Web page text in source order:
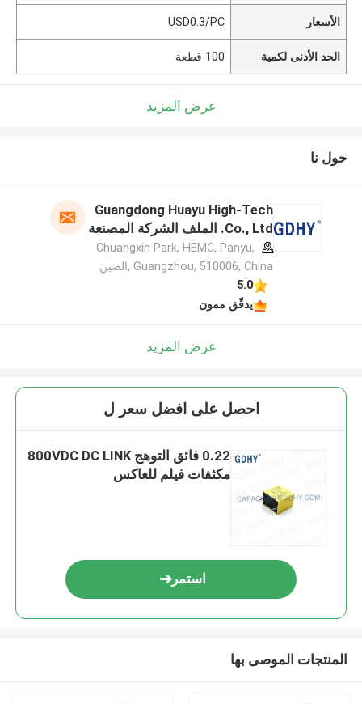
الأسعار USD0.3/PC
الحد الأدنى لكمية 100 قطعة
عرض المزيد
حول نا
Guangdong Huayu High-Tech
Co., Ltd. الملف الشركة المصنعة
Chuangxin Park, HEMC, Panyu,
Guangzhou, 510006, China ,الصين
5.0
يدقّق ممون
عرض المزيد
احصل على افضل سعر ل
0.22 فائق التوهج 800VDC DC LINK
مكثفات فيلم للعاكس
استمر
المنتجات الموصى بها